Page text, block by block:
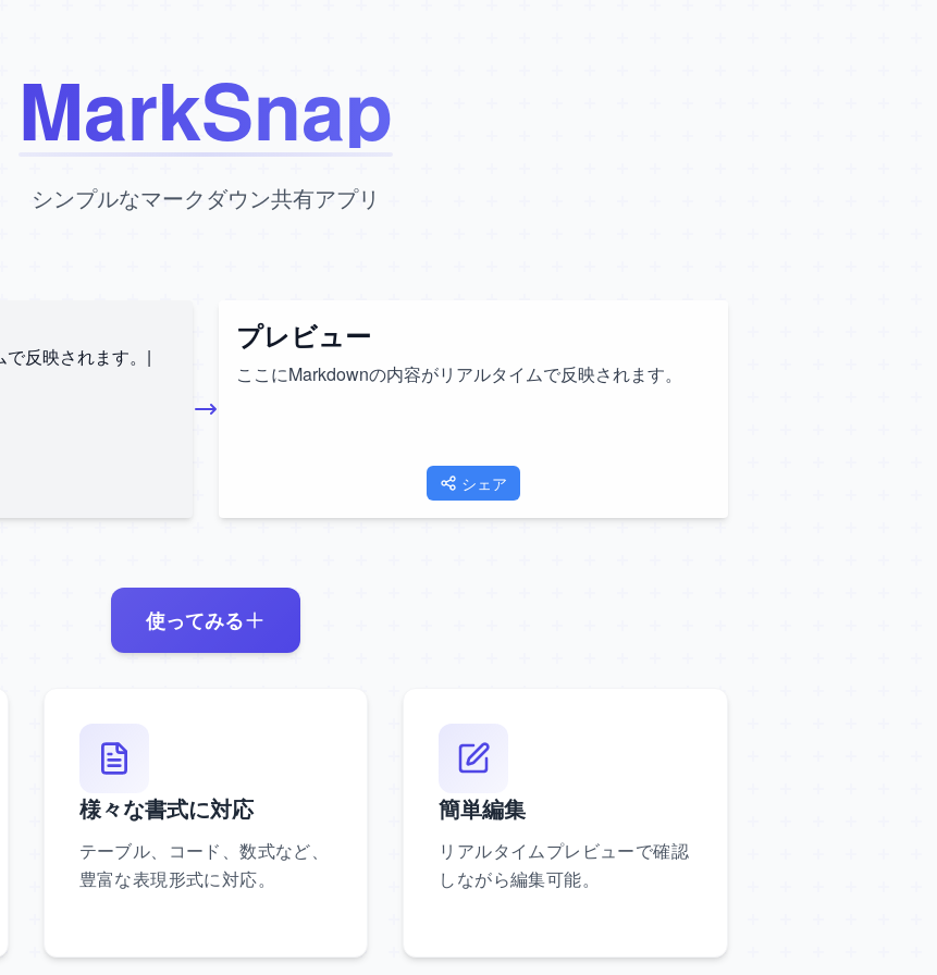
MarkSnap
シンプルなマークダウン共有アプリ
反映されます。
プレビュー
ここにMarkdownの内容がリアルタイムで反映されます。
シェア
使ってみる
様々な書式に対応
テーブル、コード、数式など、
豊富な表現形式に対応。
簡単編集
リアルタイムプレビューで確認
しながら編集可能。